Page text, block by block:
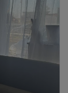
10:00
18:00
10:00– 18:00
17:00
Fermé
situé dans
soin du